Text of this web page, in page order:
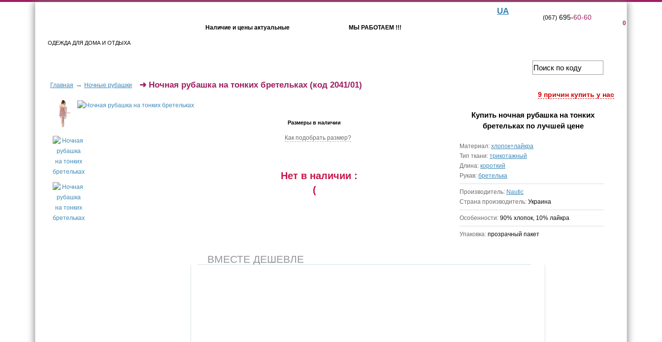
ОДЕЖДА ДЛЯ ДОМА И ОТДЫХА
Наличие и цены актуальные МЫ РАБОТАЕМ !!!
UA
0
(067)695-60-60
Главная → Ночные рубашки
9 причин купить у нас
➜ Ночная рубашка на тонких бретельках (код 2041/01)
Размеры в наличии
Как подобрать размер?
Нет в наличии :
(
Купить ночная рубашка на тонких
бретелькахпо лучшей цене
Материал: хлопок+лайкра
Тип ткани: трикотажный
Длина: короткий
Рукав: бретелька
Производитель: Nautic
Страна производитель: Украина
Особенности: 90% хлопок, 10% лайкра
Упаковка: прозрачный пакет
ВМЕСТЕ ДЕШЕВЛЕ